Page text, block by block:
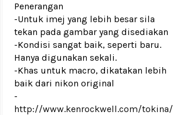
Penerangan
-Untuk imej yang lebih besar sila
tekan pada gambar yang disediakan
-Kondisi sangat baik, seperti baru.
Hanya digunakan sekali.
-Khas untuk macro, dikatakan lebih
baik dari nikon original
-
http://www.kenrockwell.com/tokina/